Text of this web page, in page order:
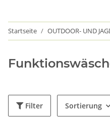
Startseite OUTDOOR- UND
Filter Sortierung